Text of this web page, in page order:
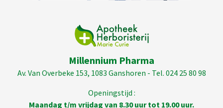
Millennium Pharma
Av. Van Overbeke 153, 1083 Ganshoren - Tel. 024 25 80 98
Openingstijd :
Maandag t/m vrijdag van 8.30 uur tot 19.00 uur.